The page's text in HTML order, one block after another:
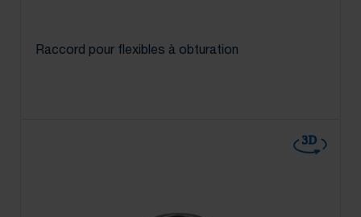
Raccord pour flexibles à obturation
3D